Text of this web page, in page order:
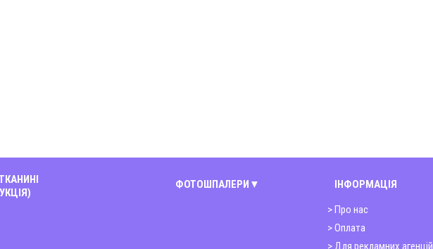
ФОТОШПАЛЕРИ
ІНФОРМАЦІЯ
> Про нас
> Оплата
> Для рекламних агенцій